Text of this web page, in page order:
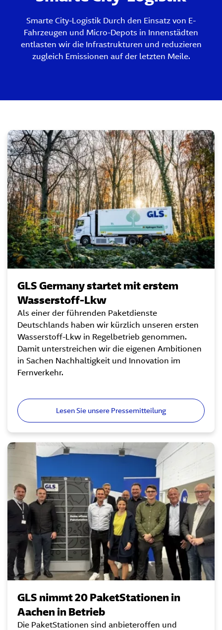
Smarte City-Logistik Durch den Einsatz von E-
Fahrzeugen und Micro-Depots in Innenstädten
entlasten wir die Infrastrukturen und reduzieren
zugleich Emissionen auf der letzten Meile.
GLS Germany startet mit erstem
Wasserstoff-Lkw
Als einer der führenden Paketdienste
Deutschlands haben wir kürzlich unseren ersten
Wasserstoff-Lkw in Regelbetrieb genommen.
Damit unterstreichen wir die eigenen Ambitionen
in Sachen Nachhaltigkeit und Innovation im
Fernverkehr.
Lesen Sie unsere Pressemitteilung
GLS nimmt 20 PaketStationen in
Aachen in Betrieb
Die PaketStationen sind anbieteroffen und